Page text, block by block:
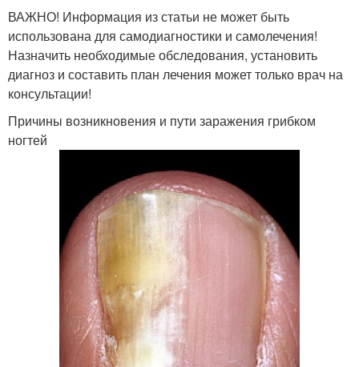
ВАЖНО! Информация из статьи не может быть
использована для самодиагностики и самолечения!
Назначить необходимые обследования, установить
диагноз и составить план лечения может только врач на
консультации!
Причины возникновения и пути заражения грибком
ногтей